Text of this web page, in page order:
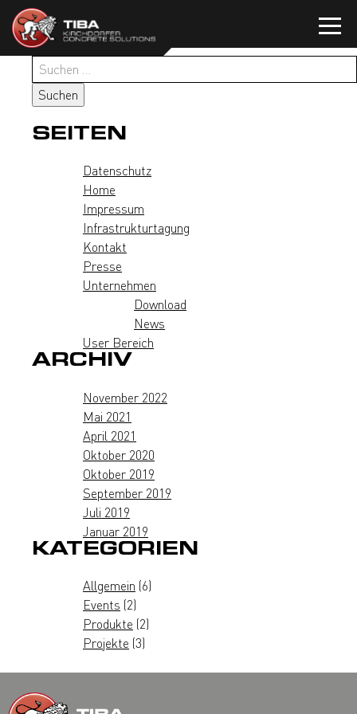
Zum
Inhalt
springen
Suchen
nach:
SEITEN
Datenschutz
Home
Impressum
Infrastrukturtagung
Kontakt
Presse
Unternehmen
Download
News
User Bereich
ARCHIV
November 2022
Mai 2021
April 2021
Oktober 2020
Oktober 2019
September 2019
Juli 2019
Januar 2019
KATEGORIEN
Allgemein (6)
Events (2)
Produkte (2)
Projekte (3)